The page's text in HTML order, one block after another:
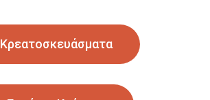
Κρεατοσκευάσματα